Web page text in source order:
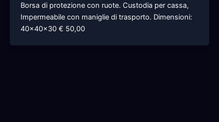
Borsa di protezione con ruote. Custodia per cassa,
Impermeabile con maniglie di trasporto. Dimensioni:
40x40x30 € 50,00